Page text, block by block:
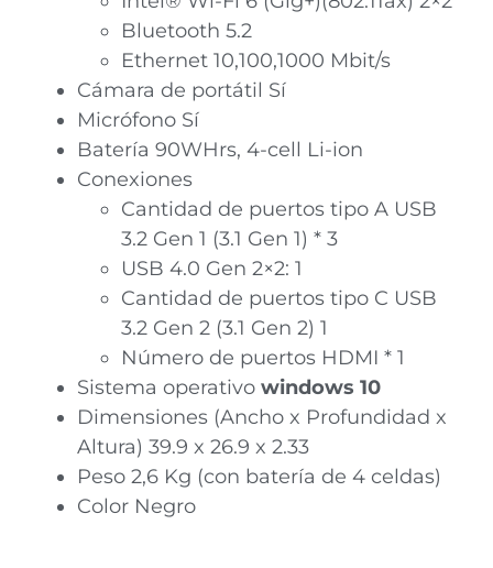
Bluetooth 5.2
Ethernet 10,100,1000 Mbit/s
Cámara de portátil Sí
Micrófono Sí
Batería 90WHrs, 4-cell Li-ion
Conexiones
Cantidad de puertos tipo A USB
3.2 Gen 1 (3.1 Gen 1) * 3
USB 4.0 Gen 2×2: 1
Cantidad de puertos tipo C USB
3.2 Gen 2 (3.1 Gen 2) 1
Número de puertos HDMI * 1
Sistema operativo windows 10
Dimensiones (Ancho x Profundidad x
Altura) 39.9 x 26.9 x 2.33
Peso 2,6 Kg (con batería de 4 celdas)
Color Negro